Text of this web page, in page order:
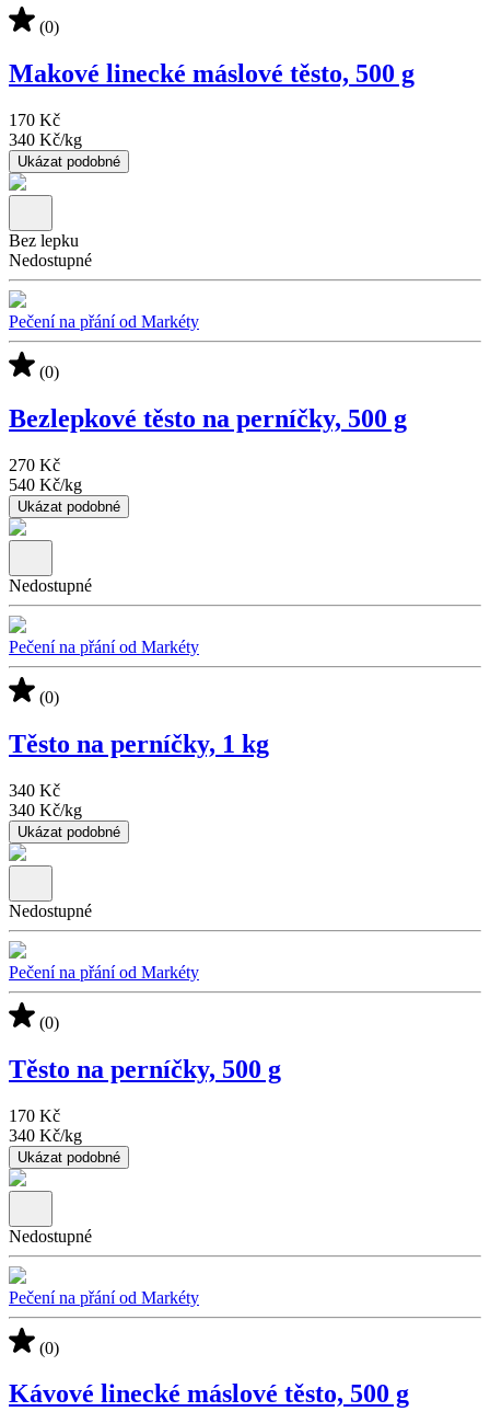
(0)
Makové linecké máslové těsto, 500 g
170 Kč
340 Kč/kg
Ukázat podobné
Bez lepku
Nedostupné
Pečení na přání od Markéty
(0)
Bezlepkové těsto na perníčky, 500 g
270 Kč
540 Kč/kg
Ukázat podobné
Nedostupné
Pečení na přání od Markéty
(0)
Těsto na perníčky, 1 kg
340 Kč
340 Kč/kg
Ukázat podobné
Nedostupné
Pečení na přání od Markéty
(0)
Těsto na perníčky, 500 g
170 Kč
340 Kč/kg
Ukázat podobné
Nedostupné
Pečení na přání od Markéty
(0)
Kávové linecké máslové těsto, 500 g